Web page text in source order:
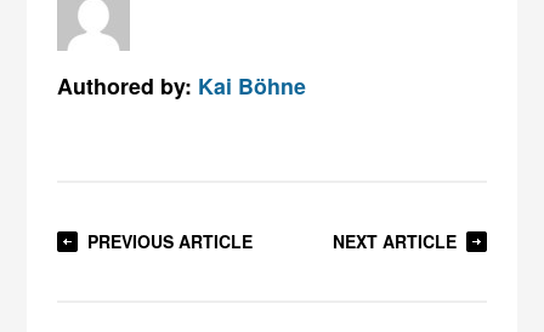
Authored by: Kai Böhne
PREVIOUS ARTICLE NEXT ARTICLE